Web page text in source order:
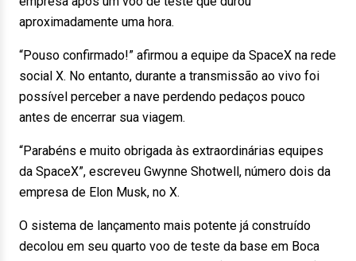
aproximadamente uma hora.
“Pouso confirmado!” afirmou a equipe da SpaceX na rede
social X. No entanto, durante a transmissão ao vivo foi
possível perceber a nave perdendo pedaços pouco
antes de encerrar sua viagem.
“Parabéns e muito obrigada às extraordinárias equipes
da SpaceX”, escreveu Gwynne Shotwell, número dois da
empresa de Elon Musk, no X.
O sistema de lançamento mais potente já construído
decolou em seu quarto voo de teste da base em Boca